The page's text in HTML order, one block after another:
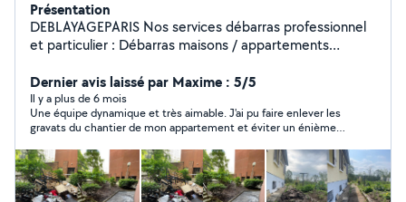
Présentation
DEBLAYAGEPARIS Nos services débarras professionnel
et particulier : Débarras maisons / appartements
sinistres (inondation, incendies, logements insalubres)
Débarras liés à des successions urgentes Visibles sur
tous les réseaux : deblayageparis
Dernier avis laissé par Maxime : 5/5
Il y a plus de 6 mois
Une équipe dynamique et très aimable. J'ai pu faire enlever les
gravats du chantier de mon appartement et éviter un énième